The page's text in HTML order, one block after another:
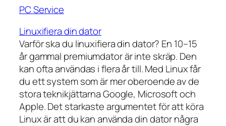
PC Service
Linuxifiera din dator
Varför ska du linuxifiera din dator? En 10–15
år gammal premiumdator är inte skräp. Den
kan ofta användas i flera år till. Med Linux får
du ett system som är mer oberoende av de
stora teknikjättarna Google, Microsoft och
Apple. Det starkaste argumentet för att köra
Linux är att du kan använda din dator några